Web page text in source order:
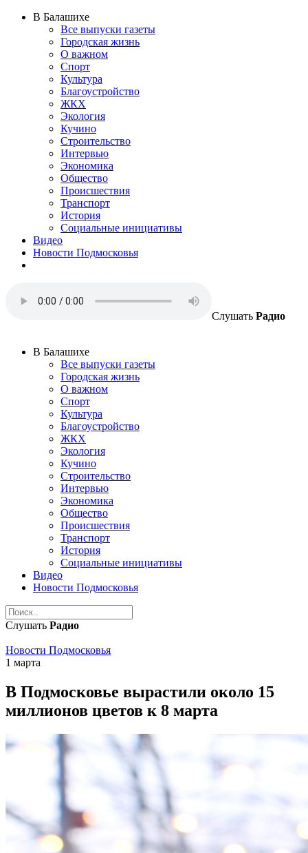
В Балашихе
Все выпуски газеты
Городская жизнь
О важном
Спорт
Культура
Благоустройство
ЖКХ
Экология
Кучино
Строительство
Интервью
Экономика
Общество
Происшествия
Транспорт
История
Социальные инициативы
Видео
Новости Подмосковья
Слушать Радио
В Балашихе
Все выпуски газеты
Городская жизнь
О важном
Спорт
Культура
Благоустройство
ЖКХ
Экология
Кучино
Строительство
Интервью
Экономика
Общество
Происшествия
Транспорт
История
Социальные инициативы
Видео
Новости Подмосковья
Слушать Радио
Новости Подмосковья
1 марта
В Подмосковье вырастили около 15
миллионов цветов к 8 марта